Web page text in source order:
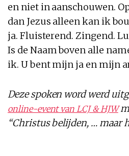
en niet in aanschouwen.
dan Jezus alleen kan ik
ja. Fluisterend. Zingend.
Is de Naam boven alle
ik. U bent mijn ja en mijn
Deze spoken word werd
online-event van LCJ & HJW
“Christus belijden, … maar